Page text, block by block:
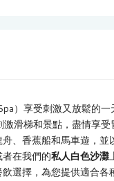
）享受刺激又放鬆的一
滑梯和景點，盡情享
、香蕉船和馬車遊，
在我們的私人白色沙灘
選擇，為您提供適合各